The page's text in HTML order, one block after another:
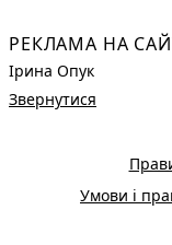
РЕКЛАМА НА
Ірина Опук
Звернутися
Умови і